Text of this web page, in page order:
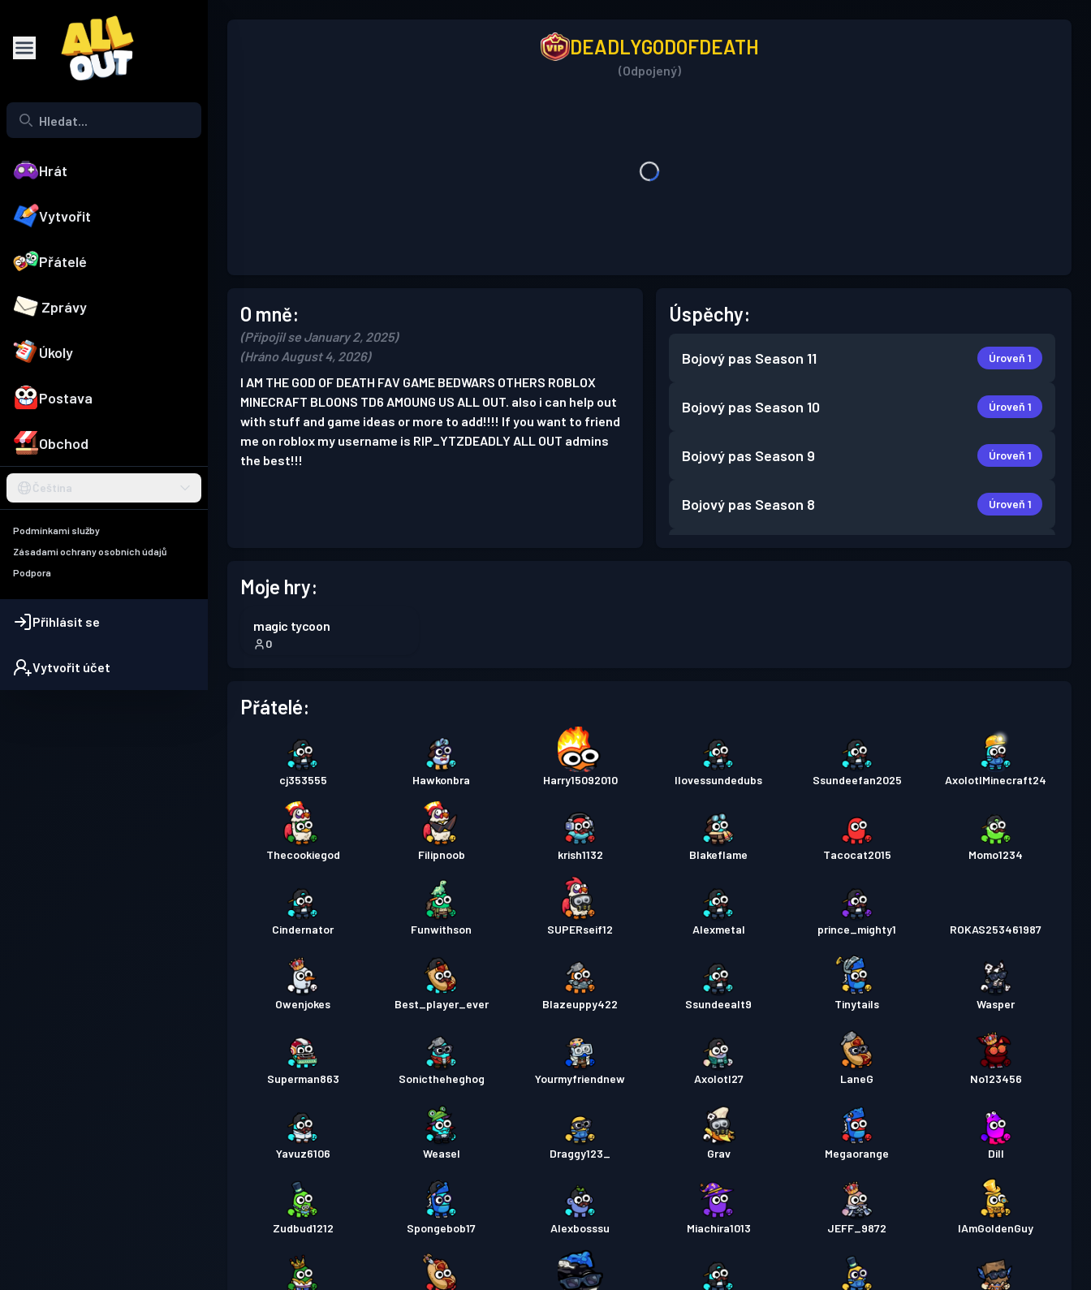
Hrát
Vytvořit
Přátelé
Zprávy
Úkoly
Postava
Obchod
Čeština
Podmínkami služby
Zásadami ochrany osobních údajů
Podpora
Přihlásit se
Vytvořit účet
DEADLYGODOFDEATH
(Odpojený)
O mně:
(Připojil se January 2, 2025)
(Hráno August 4, 2026)
I AM THE GOD OF DEATH FAV GAME BEDWARS OTHERS ROBLOX
MINECRAFT BLOONS TD6 AMOUNG US ALL OUT. also i can help out
with stuff and game ideas or more to add!!!! If you want to friend
me on roblox my username is RIP_YTZDEADLY ALL OUT admins
the best!!!
Úspěchy:
Bojový pas Season 11 Úroveň 1
Bojový pas Season 10 Úroveň 1
Bojový pas Season 9 Úroveň 1
Bojový pas Season 8 Úroveň 1
Bojový pas
Úroveň
11
Bojový pas
Úroveň
Moje hry:
magic tycoon
0
Přátelé:
cj353555 Hawkonbra Harry15092010 Ilovessundedubs Ssundeefan2025 AxolotlMinecraft24
Thecookiegod Filipnoob krish1132 Blakeflame Tacocat2015 Momo1234
Cindernator Funwithson SUPERseif12 Alexmetal prince_mighty1 ROKAS253461987
Owenjokes Best_player_ever Blazeuppy422 Ssundeealt9 Tinytails Wasper
Superman863 Sonictheheghog Yourmyfriendnew Axolotl27 LaneG No123456
Yavuz6106 Weasel Draggy123_ Grav Megaorange Dill
Zudbud1212 Spongebob17 Alexbosssu Miachira1013 JEFF_9872 IAmGoldenGuy